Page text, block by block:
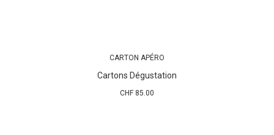
CARTON APÉRO
Cartons Dégustation
CHF 85.00